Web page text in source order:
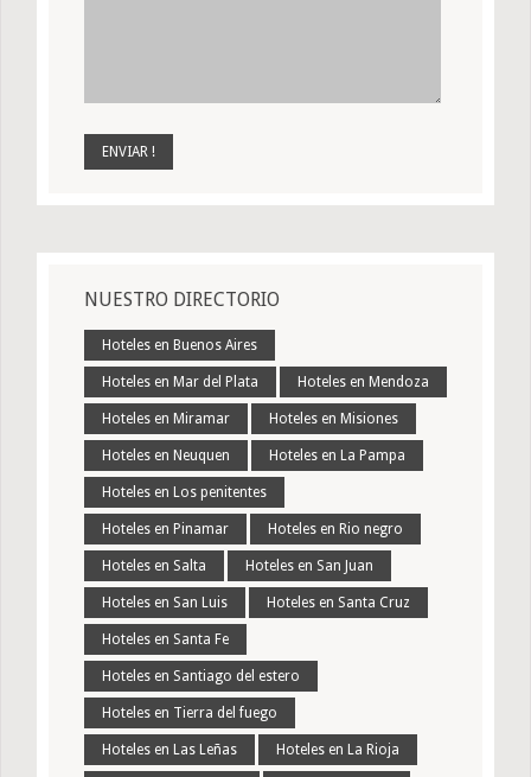
NUESTRO DIRECTORIO
Hoteles en Buenos Aires
Hoteles en Mar del Plata Hoteles en Mendoza
Hoteles en Miramar Hoteles en Misiones
Hoteles en Neuquen Hoteles en La Pampa
Hoteles en Los penitentes
Hoteles en Pinamar Hoteles en Rio negro
Hoteles en Salta Hoteles en San Juan
Hoteles en San Luis Hoteles en Santa Cruz
Hoteles en Santa Fe
Hoteles en Santiago del estero
Hoteles en Tierra del fuego
Hoteles en Las Leñas Hoteles en La Rioja